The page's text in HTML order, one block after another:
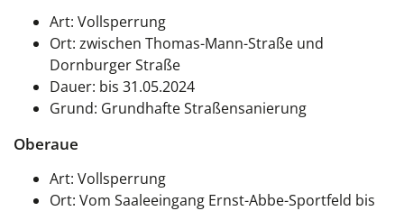
Art: Vollsperrung
Ort: zwischen Thomas-Mann-Straße und
Dornburger Straße
Dauer: bis 31.05.2024
Grund: Grundhafte Straßensanierung
Oberaue
Art: Vollsperrung
Ort: Vom Saaleeingang Ernst-Abbe-Sportfeld bis